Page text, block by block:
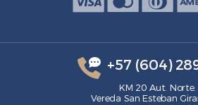
+57 (604)
KM 20 Aut. Norte.
Vereda San Esteban